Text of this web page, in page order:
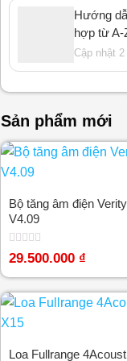
Hướng
hợp từ A-
Cập nhật
Sản phẩm mới
Bộ tăng âm điện Verity
V4.09
Được
xếp
hạng
5
sao
29.500.000 ₫
Loa Fullrange